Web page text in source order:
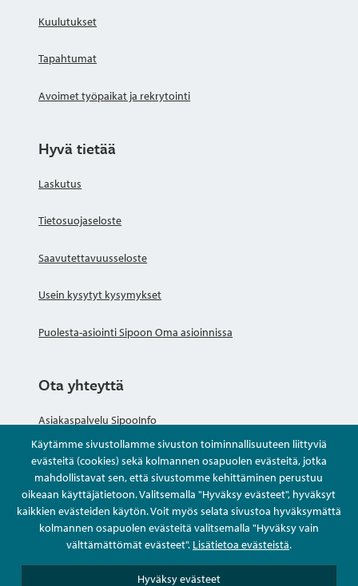
Käytämme sivustollamme sivuston toiminnallisuuteen liittyviä
evästeitä (cookies) sekä kolmannen osapuolen evästeitä, jotka
mahdollistavat sen, että sivustomme kehittäminen perustuu
oikeaan käyttäjätietoon. Valitsemalla "Hyväksy evästeet", hyväksyt
kaikkien evästeiden käytön. Voit myös selata sivustoa hyväksymättä
kolmannen osapuolen evästeitä valitsemalla "Hyväksy vain
välttämättömät evästeet". Lisätietoa evästeistä.
Hyväksy evästeet
Kuulutukset
Tapahtumat
Avoimet työpaikat ja rekrytointi
Hyvä tietää
Laskutus
Tietosuojaseloste
Saavutettavuusseloste
Usein kysytyt kysymykset
Puolesta-asiointi Sipoon Oma asioinnissa
Ota yhteyttä
Asiakaspalvelu SipooInfo
Anna palautetta nimettömästi
Kysy tai asioi
Yhteystiedot